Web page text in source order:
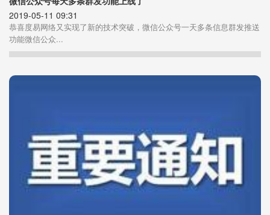
2019-05-11 09:31
恭喜度易网络又实现了新的技术突破，微信公众号一天多条信息群发推送
功能微信公众...